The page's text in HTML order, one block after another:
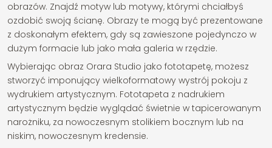
obrazów. Znajdź motyw lub motywy, którymi chciałbyś
ozdobić swoją ścianę. Obrazy te mogą być prezentowane
z doskonałym efektem, gdy są zawieszone pojedynczo w
dużym formacie lub jako mała galeria w rzędzie.
Wybierając obraz Orara Studio jako fototapetę, możesz
stworzyć imponujący wielkoformatowy wystrój pokoju z
wydrukiem artystycznym. Fototapeta z nadrukiem
artystycznym będzie wyglądać świetnie w tapicerowanym
narożniku, za nowoczesnym stolikiem bocznym lub na
niskim, nowoczesnym kredensie.